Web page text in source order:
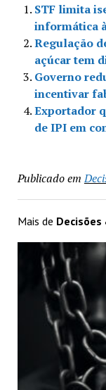
STF limita
informática
Regulação
açúcar tem
Governo
incentivar
Exportador
de IPI em
Publicado em
Mais de